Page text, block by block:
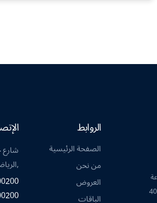
عددها عن 4000
الروابط
الصفحة الرئيسية
من نحن
العروض
الباقات
شارع
,الرياض